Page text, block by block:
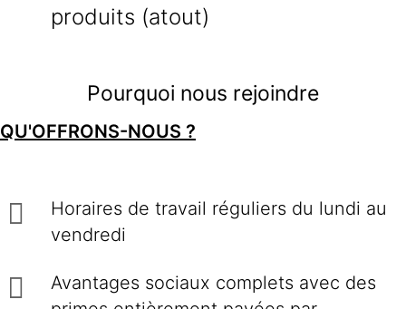
produits (atout)
Pourquoi nous rejoindre
QU'OFFRONS-NOUS ?
Horaires de travail réguliers du lundi au
vendredi
Avantages sociaux complets avec des